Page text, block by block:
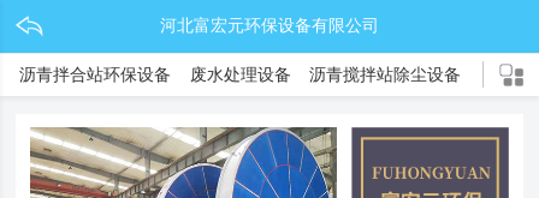
河北富宏元环保设备有限公司
沥青拌合站环保设备 废水处理设备 沥青搅拌站除尘设备
废气处理设备 催化燃烧设备 co催化燃烧炉